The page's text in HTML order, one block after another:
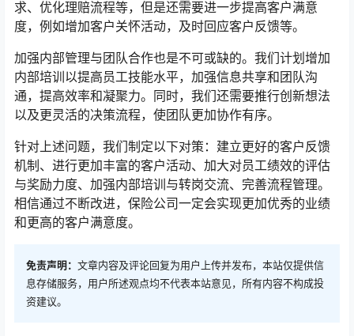
求、优化理赔流程等，但是还需要进一步提高客户满意
度，例如增加客户关怀活动，及时回应客户反馈等。
加强内部管理与团队合作也是不可或缺的。我们计划增加
内部培训以提高员工技能水平，加强信息共享和团队沟
通，提高效率和凝聚力。同时，我们还需要推行创新想法
以及更灵活的决策流程，使团队更加协作有序。
针对上述问题，我们制定以下对策：建立更好的客户反馈
机制、进行更加丰富的客户活动、加大对员工绩效的评估
与奖励力度、加强内部培训与转岗交流、完善流程管理。
相信通过不断改进，保险公司一定会实现更加优秀的业绩
和更高的客户满意度。
免责声明： 文章内容及评论回复为用户上传并发布，本站仅提供信
息存储服务，用户所述观点均不代表本站意见，所有内容不构成投
资建议。